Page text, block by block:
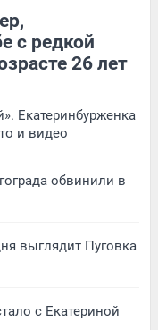
с редкой
26 лет
Екатеринбурженка
и видео
обвинили в
выглядит Пуговка
с Екатериной